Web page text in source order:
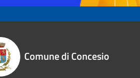
Comune di Concesio